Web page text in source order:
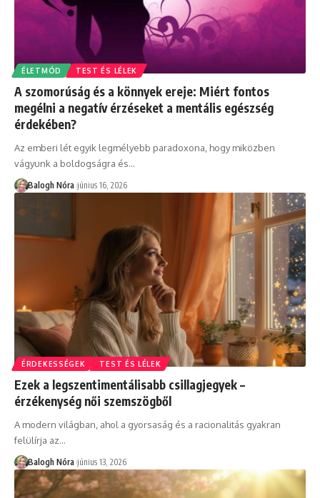
ÉLETMÓD TEST ÉS LÉLEK
A szomorúság és a könnyek ereje: Miért fontos
megélni a negatív érzéseket a mentális egészség
érdekében?
Az emberi lét egyik legmélyebb paradoxona, hogy miközben
vágyunk a boldogságra és…
Balogh Nóra június 16, 2026
ÉRDEKESSÉGEK TEST ÉS LÉLEK
Ezek a legszentimentálisabb csillagjegyek –
érzékenység női szemszögből
A modern világban, ahol a gyorsaság és a racionalitás gyakran
felülírja az…
Balogh Nóra június 13, 2026